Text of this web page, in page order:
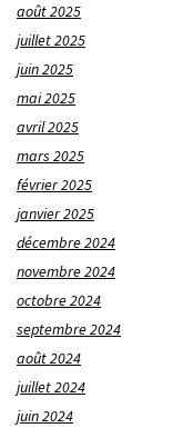
août 2025
juillet 2025
juin 2025
mai 2025
avril 2025
mars 2025
février 2025
janvier 2025
décembre 2024
novembre 2024
octobre 2024
septembre 2024
août 2024
juillet 2024
juin 2024